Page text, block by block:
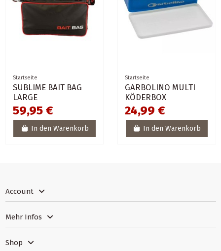
Startseite
SUBLIME BAIT BAG
LARGE
59,95 €
In den Warenkorb
Startseite
GARBOLINO MULTI
KÖDERBOX
24,99 €
In den Warenkorb
Account
Mehr Infos
Shop